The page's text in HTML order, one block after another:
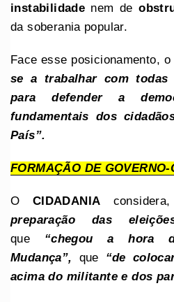
instabilidade nem de
da soberania popular.
Face esse posicionamento, o
se a trabalhar com
para defender a
fundamentais dos
País”.
FORMAÇÃO DE
O CIDADANIA
preparação das
que “chegou a hora
Mudança”,
que
“de
acima do militante e dos